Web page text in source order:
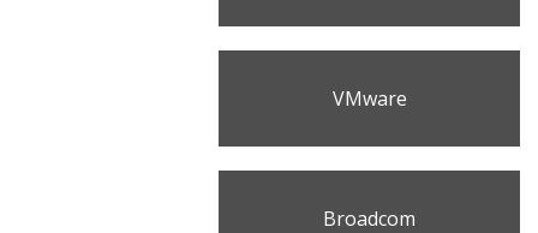
VMware
Broadcom